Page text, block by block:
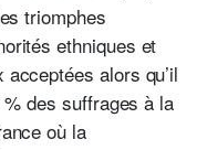
triomphes
ethniques et
alors qu’il
des suffrages à la
où la